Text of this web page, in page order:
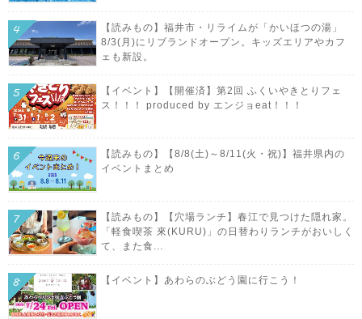
【読みもの】福井市・リライムが「かいほつの湯」
8/3(月)にリブランドオープン。キッズエリアやカフ
ェも新設。
【イベント】【開催済】第2回 ふくいやきとりフェ
ス！！！ produced by エンジョeat！！！
【読みもの】【8/8(土)～8/11(火・祝)】福井県内の
イベントまとめ
【読みもの】【穴場ランチ】春江で見つけた隠れ家。
「軽食喫茶 來(KURU)」の日替わりランチがおいしく
て、また食...
【イベント】あわらのぶどう園に行こう！